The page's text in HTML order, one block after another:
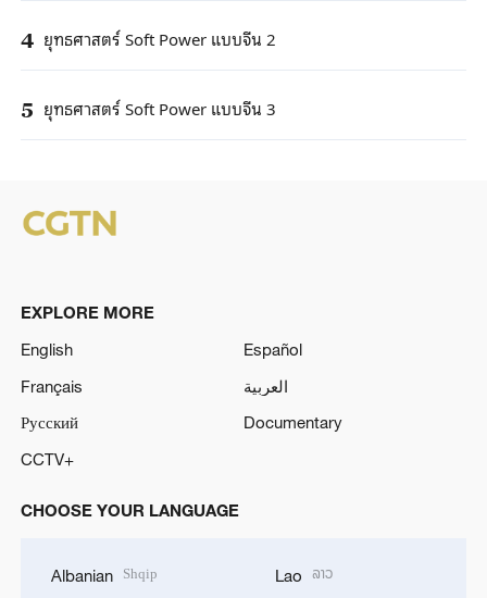
4 ยุทธศาสตร์ Soft Power แบบจีน 2
5 ยุทธศาสตร์ Soft Power แบบจีน 3
EXPLORE MORE
English
Español
Français
العربية
Русский
Documentary
CCTV+
CHOOSE YOUR LANGUAGE
Albanian Shqip Lao ລາວ